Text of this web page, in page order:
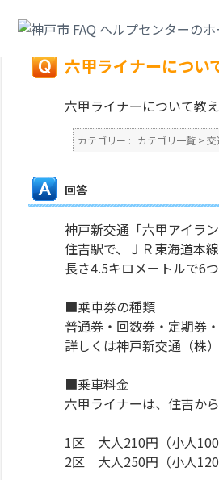
戻る
六甲ライナーについ
六甲ライナーについて教え
カテゴリー : カテゴリ一覧 > 交
回答
神戸新交通「六甲アイラ
住吉駅で、ＪＲ東海道本
長さ4.5キロメートルで6
■乗車券の種類
普通券・回数券・定期券
詳しくは神戸新交通（株
■乗車料金
六甲ライナーは、住吉か
1区 大人210円（小人100
2区 大人250円（小人120